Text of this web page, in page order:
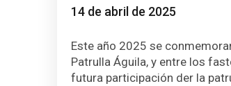
14 de abril de 2025
Este año 2025 se
Patrulla Águila, y entre los
futura participación der la